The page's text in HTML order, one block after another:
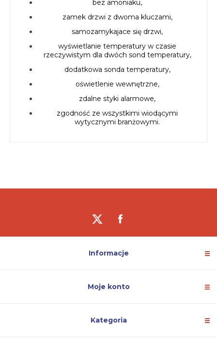
bez amoniaku,
zamek drzwi z dwoma kluczami,
samozamykajace się drzwi,
wyświetlanie temperatury w czasie
rzeczywistym dla dwóch sond temperatury,
dodatkowa sonda temperatury,
oświetlenie wewnętrzne,
zdalne styki alarmowe,
zgodność ze wszystkimi wiodącymi
wytycznymi branżowymi.
Informacje
Moje konto
Kategoria